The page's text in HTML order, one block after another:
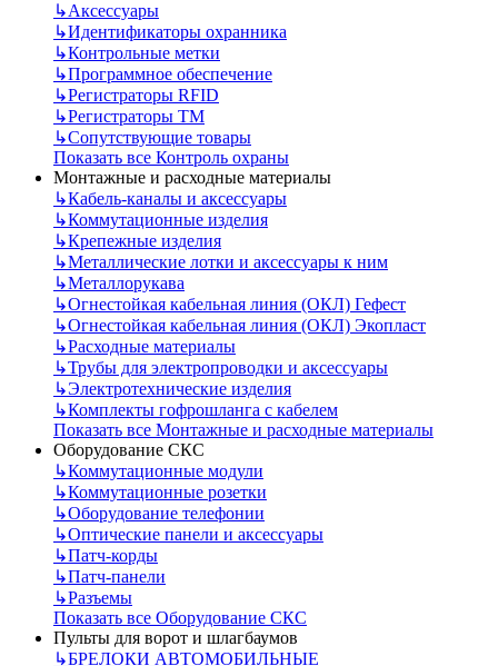
↳Аксессуары
↳Идентификаторы охранника
↳Контрольные метки
↳Программное обеспечение
↳Регистраторы RFID
↳Регистраторы ТМ
↳Сопутствующие товары
Показать все Контроль охраны
Монтажные и расходные материалы
↳Кабель-каналы и аксессуары
↳Коммутационные изделия
↳Крепежные изделия
↳Металлические лотки и аксессуары к ним
↳Металлорукава
↳Огнестойкая кабельная линия (ОКЛ) Гефест
↳Огнестойкая кабельная линия (ОКЛ) Экопласт
↳Расходные материалы
↳Трубы для электропроводки и аксессуары
↳Электротехнические изделия
↳Комплекты гофрошланга с кабелем
Показать все Монтажные и расходные материалы
Оборудование СКС
↳Коммутационные модули
↳Коммутационные розетки
↳Оборудование телефонии
↳Оптические панели и аксессуары
↳Патч-корды
↳Патч-панели
↳Разъемы
Показать все Оборудование СКС
Пульты для ворот и шлагбаумов
↳БРЕЛОКИ АВТОМОБИЛЬНЫЕ